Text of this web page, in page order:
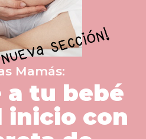
Mamás:
a tu bebé
inicio con